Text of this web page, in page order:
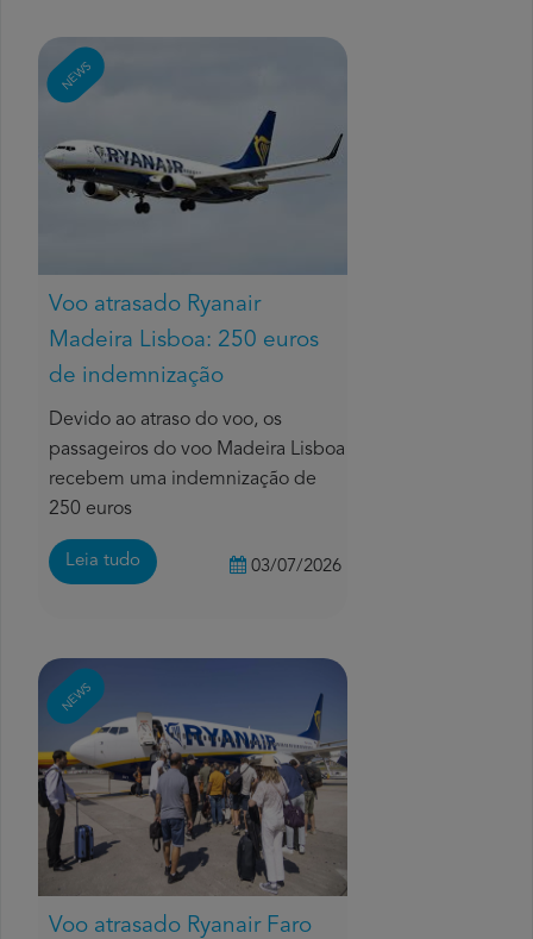
NEWS
Voo atrasado Ryanair
Madeira Lisboa: 250 euros
de indemnização
Devido ao atraso do voo, os
passageiros do voo Madeira Lisboa
recebem uma indemnização de
250 euros
Leia tudo 03/07/2026
NEWS
Voo atrasado Ryanair Faro